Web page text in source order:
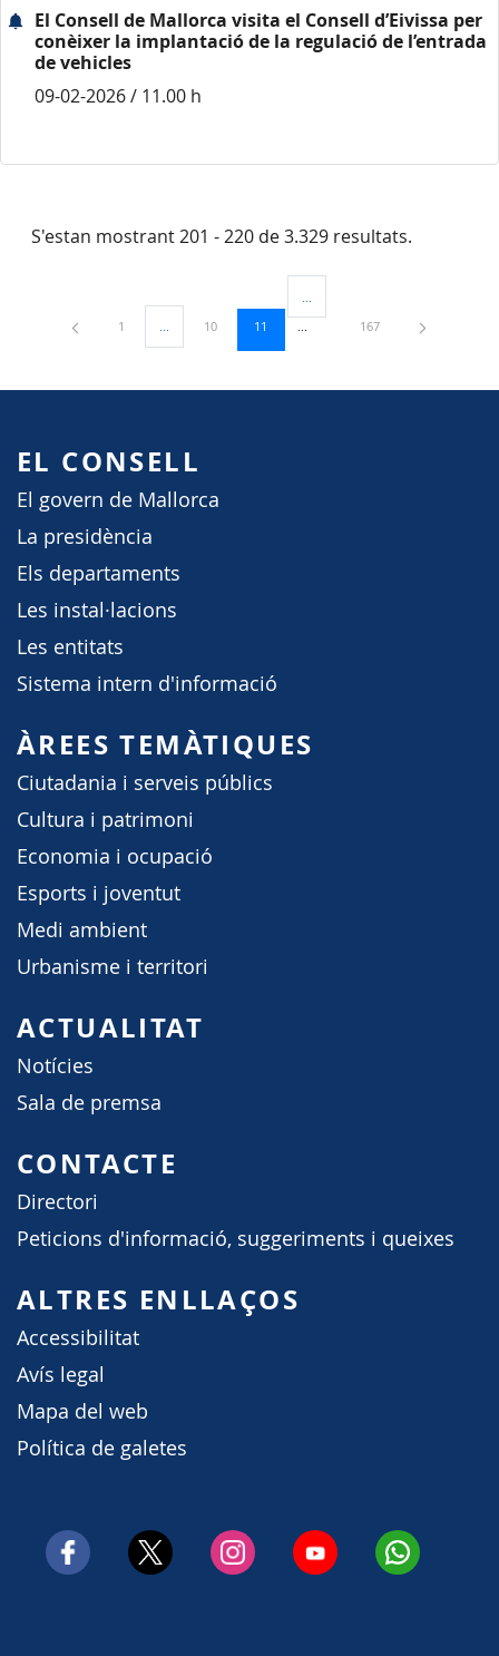
El Consell de Mallorca visita el Consell d’Eivissa per
conèixer la implantació de la regulació de l’entrada
de vehicles
09-02-2026 / 11.00 h
S'estan mostrant 201 - 220 de 3.329 resultats.
Pàgina
1 ...Pàgines intermèdies Utilitzeu TAB per navegar.
Pàgina
10 Pàgina
11
Pàgines intermèdies Utilitzeu
Pàgina
167
EL CONSELL
El govern de Mallorca
La presidència
Els departaments
Les instal·lacions
Les entitats
Sistema intern d'informació
ÀREES TEMÀTIQUES
Ciutadania i serveis públics
Cultura i patrimoni
Economia i ocupació
Esports i joventut
Medi ambient
Urbanisme i territori
ACTUALITAT
Notícies
Sala de premsa
CONTACTE
Directori
Peticions d'informació, suggeriments i queixes
ALTRES ENLLAÇOS
Accessibilitat
Avís legal
Mapa del web
Política de galetes